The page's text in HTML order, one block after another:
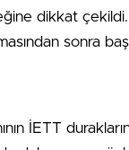
dikkat
sonra
İETT